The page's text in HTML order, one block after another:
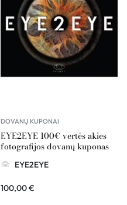
DOVANŲ KUPONAI
EYE2EYE 100€ vertės akies
fotografijos dovanų kuponas
EYE2EYE
100,00€